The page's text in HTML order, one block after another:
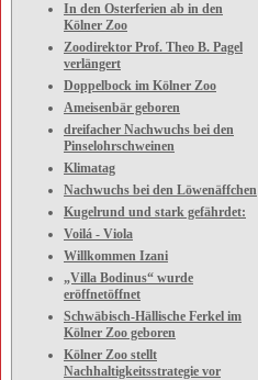
In den Osterferien ab in den
Kölner Zoo
Zoodirektor Prof. Theo B. Pagel
verlängert
Doppelbock im Kölner Zoo
Ameisenbär geboren
dreifacher Nachwuchs bei den
Pinselohrschweinen
Klimatag
Nachwuchs bei den Löwenäffchen
Kugelrund und stark gefährdet:
Voilá - Viola
Willkommen Izani
„Villa Bodinus“ wurde
eröffnetöffnet
Schwäbisch-Hällische Ferkel im
Kölner Zoo geboren
Kölner Zoo stellt
Nachhaltigkeitsstrategie vor